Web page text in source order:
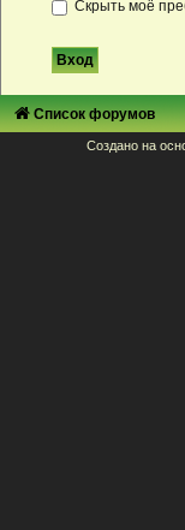
Скрыть моё
Список форумов
Создано на